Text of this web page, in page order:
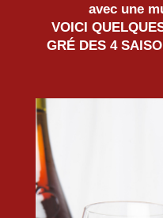
avec une
VOICI
GRÉ DES 4